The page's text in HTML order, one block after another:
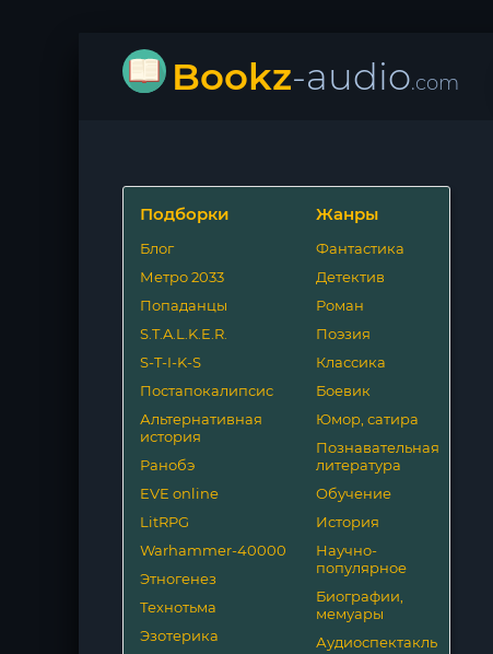
Bookz-audio.com
Подборки
Блог
Метро 2033
Попаданцы
S.T.A.L.K.E.R.
S-T-I-K-S
Постапокалипсис
Альтернативная
история
Ранобэ
EVE online
LitRPG
Warhammer-40000
Этногенез
Технотьма
Эзотерика
Жанры
Фантастика
Детектив
Роман
Поэзия
Классика
Боевик
Юмор, сатира
Познавательная
литература
Обучение
История
Научно-
популярное
Биографии,
мемуары
Аудиоспектакль